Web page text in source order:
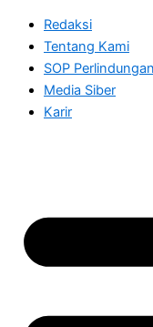
Redaksi
Tentang Kami
SOP
Media Siber
Karir